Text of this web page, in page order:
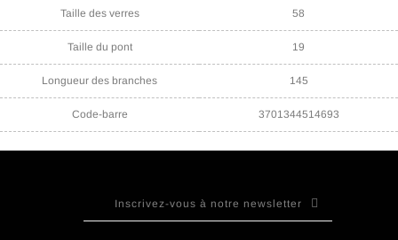
Taille des verres 58
Taille du pont 19
Longueur des branches 145
Code-barre 3701344514693